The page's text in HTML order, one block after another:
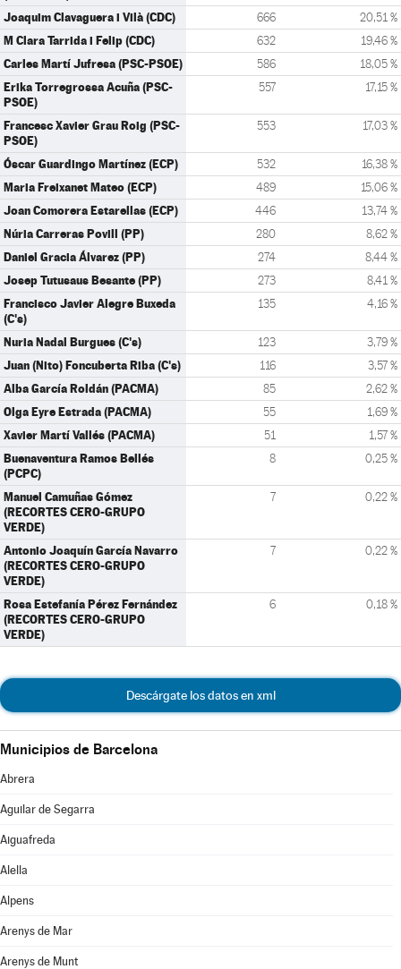
Joaquim Clavaguera i Vilà (CDC) 666 20,51 %
M Clara Tarrida i Felip (CDC) 632 19,46 %
Carles Martí Jufresa (PSC-PSOE) 586 18,05 %
Erika Torregrossa Acuña (PSC-
PSOE)
557 17,15 %
Francesc Xavier Grau Roig (PSC-
PSOE)
553 17,03 %
Óscar Guardingo Martínez (ECP) 532 16,38 %
Maria Freixanet Mateo (ECP) 489 15,06 %
Joan Comorera Estarellas (ECP) 446 13,74 %
Núria Carreras Povill (PP) 280 8,62 %
Daniel Gracia Álvarez (PP) 274 8,44 %
Josep Tutusaus Besante (PP) 273 8,41 %
Francisco Javier Alegre Buxeda
(C's)
135 4,16 %
Nuria Nadal Burgues (C's) 123 3,79 %
Juan (Nito) Foncuberta Riba (C's) 116 3,57 %
Alba García Roldán (PACMA) 85 2,62 %
Olga Eyre Estrada (PACMA) 55 1,69 %
Xavier Martí Vallés (PACMA) 51 1,57 %
Buenaventura Ramos Bellés
(PCPC)
8 0,25 %
Manuel Camuñas Gómez
(RECORTES CERO-GRUPO
VERDE)
7 0,22 %
Antonio Joaquín García Navarro
(RECORTES CERO-GRUPO
VERDE)
7 0,22 %
Rosa Estefanía Pérez Fernández
(RECORTES CERO-GRUPO
VERDE)
6 0,18 %
Descárgate los datos en xml
Municipios de Barcelona
Abrera
Aguilar de Segarra
Aiguafreda
Alella
Alpens
Arenys de Mar
Arenys de Munt